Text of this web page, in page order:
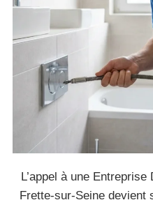
L’appel à une
Frette-sur-Seine devient